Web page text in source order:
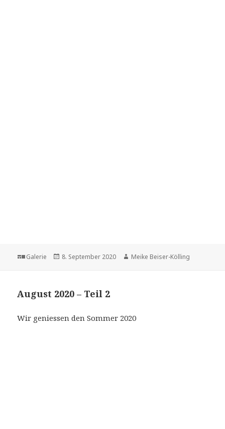
Format
Galerie
Veröffentlicht
8. September 2020 Autor
Meike Beiser-Kölling
August 2020 – Teil 2
Wir geniessen den Sommer 2020